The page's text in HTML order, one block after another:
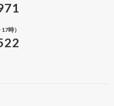
時）